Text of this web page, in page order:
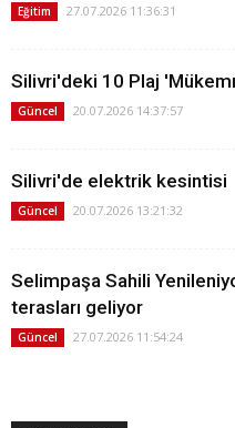
Eğitim 27.07.2026 11:36:31
Silivri'deki 10 Plaj
Güncel 20.07.2026 14:37:57
Silivri'de elektrik kesintisi
Güncel 20.07.2026 13:21:32
Selimpaşa Sahili
terasları geliyor
Güncel 27.07.2026 11:54:24